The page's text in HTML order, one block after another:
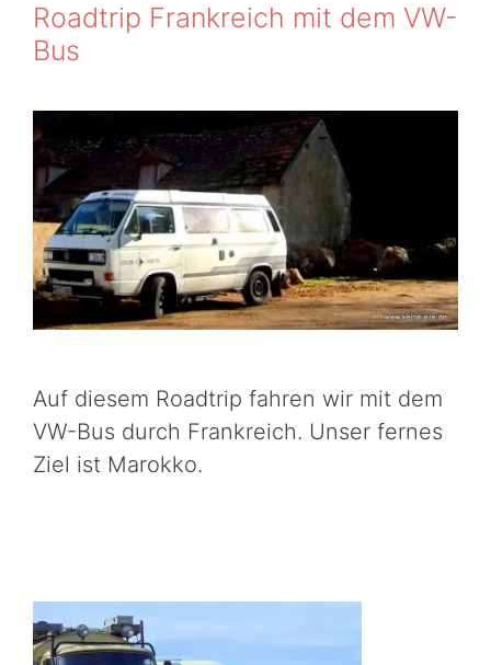
Roadtrip Frankreich mit dem VW-
Bus
Auf diesem Roadtrip fahren wir mit dem
VW-Bus durch Frankreich. Unser fernes
Ziel ist Marokko.